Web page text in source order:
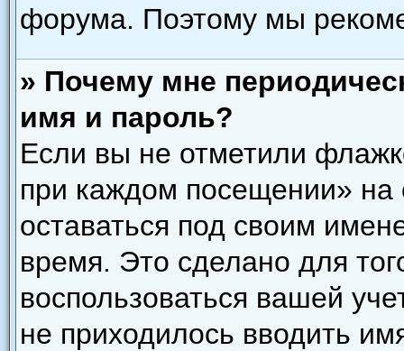
форума. Поэтому мы
» Почему мне
имя и пароль?
Если вы не отметили
при каждом посещении» на
оставаться под своим
время. Это сделано для
воспользоваться вашей
не приходилось вводить